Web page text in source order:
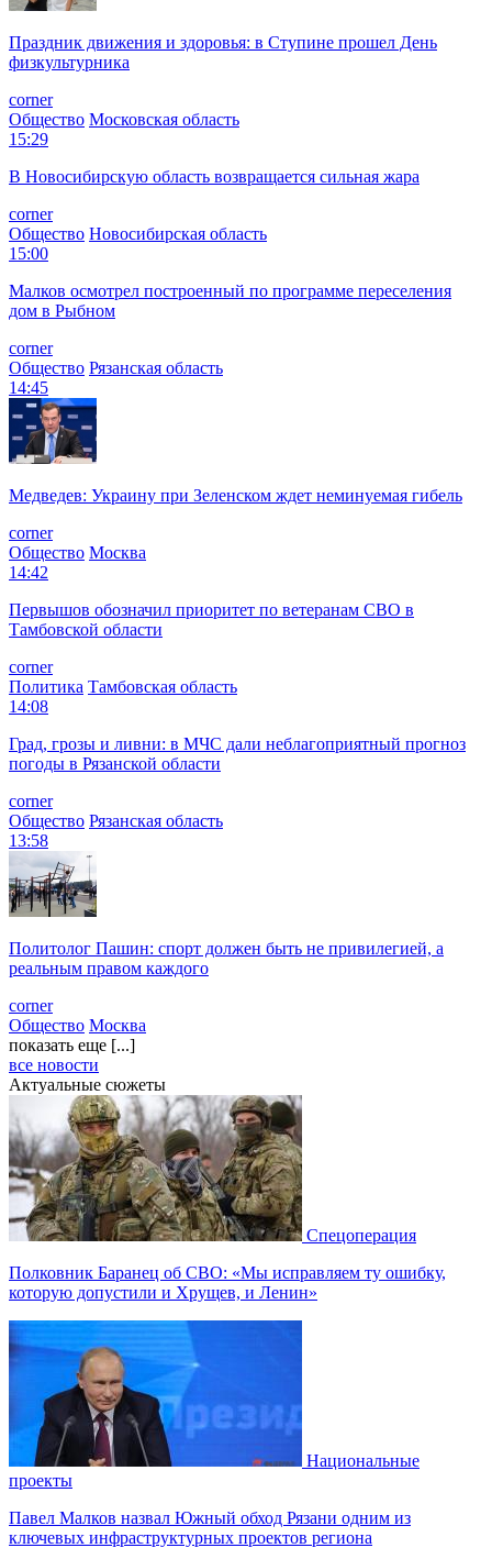
Праздник движения и здоровья: в Ступине прошел День
физкультурника
corner
Общество Московская область
15:29
В Новосибирскую область возвращается сильная жара
corner
Общество Новосибирская область
15:00
Малков осмотрел построенный по программе переселения
дом в Рыбном
corner
Общество Рязанская область
14:45
Медведев: Украину при Зеленском ждет неминуемая гибель
corner
Общество Москва
14:42
Первышов обозначил приоритет по ветеранам СВО в
Тамбовской области
corner
Политика Тамбовская область
14:08
Град, грозы и ливни: в МЧС дали неблагоприятный прогноз
погоды в Рязанской области
corner
Общество Рязанская область
13:58
Политолог Пашин: спорт должен быть не привилегией, а
реальным правом каждого
corner
Общество Москва
показать еще [...]
все новости
Актуальные сюжеты
Спецоперация
Полковник Баранец об СВО: «Мы исправляем ту ошибку,
которую допустили и Хрущев, и Ленин»
Национальные
проекты
Павел Малков назвал Южный обход Рязани одним из
ключевых инфраструктурных проектов региона